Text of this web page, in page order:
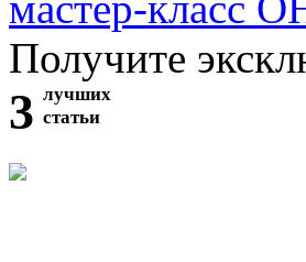
Получите
3 лучших
статьи